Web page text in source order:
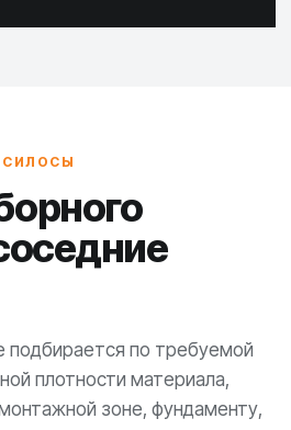
СИЛОСЫ
подбирается по требуемой
плотности материала,
зоне, фундаменту,